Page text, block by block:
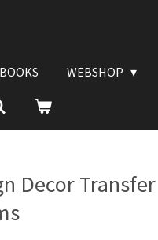
WEBSHOP
Decor